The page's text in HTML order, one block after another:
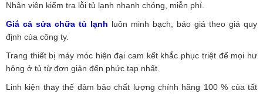
Nhân viên kiểm tra lỗi tủ lạnh nhanh chóng, miễn phí.
Giá cả sửa chữa tủ lạnh luôn minh bạch, báo giá theo giá quy
định của công ty.
Trang thiết bị máy móc hiện đại cam kết khắc phục triệt để mọi hư
hỏng ở tủ từ đơn giản đến phức tạp nhất.
Linh kiện thay thế đảm bảo chất lượng chính hãng 100 % của tất